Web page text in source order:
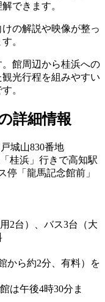
できます。
の解説や映像が整っ
。
館周辺から桂浜への
光行程を組みやすい
。
詳細情報
城山830番地
桂浜」行きで高知駅
停「龍馬記念館前」
2台）、バス3台（大
から約2分、有料）を
は午後4時30分ま